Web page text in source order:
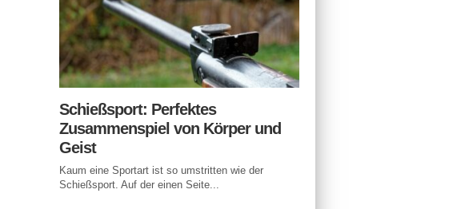
Schießsport: Perfektes
Zusammenspiel von Körper und
Geist
Kaum eine Sportart ist so umstritten wie der
Schießsport. Auf der einen Seite...